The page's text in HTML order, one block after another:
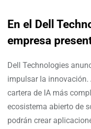
En el Dell
empresa
Dell Technologies
impulsar la innovación.
cartera de IA más
ecosistema abierto de
podrán crear